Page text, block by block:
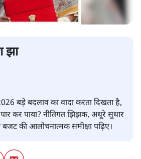
झा
बड़े बदलाव का वादा करता दिखता है,
कर पाया? नीतिगत झिझक, अधूरे सुधार
की आलोचनात्मक समीक्षा पढ़िए।